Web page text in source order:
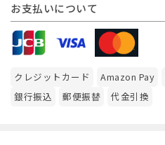
お支払いについて
クレジットカード Amazon Pay
銀行振込
郵便振替 代金引換